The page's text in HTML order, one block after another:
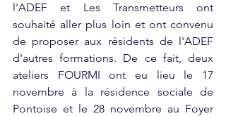
l'ADEF et Les Transmetteurs ont
souhaité aller plus loin et ont convenu
de proposer aux résidents de l'ADEF
d'autres formations. De ce fait, deux
ateliers FOURMI ont eu lieu le 17
novembre à la résidence sociale de
Pontoise et le 28 novembre au Foyer